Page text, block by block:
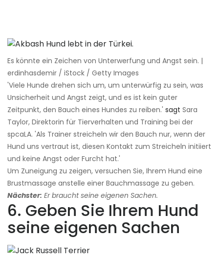
Es könnte ein Zeichen von Unterwerfung und Angst sein. |
erdinhasdemir / iStock / Getty Images
'Viele Hunde drehen sich um, um unterwürfig zu sein, was
Unsicherheit und Angst zeigt, und es ist kein guter
Zeitpunkt, den Bauch eines Hundes zu reiben.' sagt Sara
Taylor, Direktorin für Tierverhalten und Training bei der
spcaLA. 'Als Trainer streicheln wir den Bauch nur, wenn der
Hund uns vertraut ist, diesen Kontakt zum Streicheln initiiert
und keine Angst oder Furcht hat.'
Um Zuneigung zu zeigen, versuchen Sie, Ihrem Hund eine
Brustmassage anstelle einer Bauchmassage zu geben.
Nächster: Er braucht seine eigenen Sachen.
6. Geben Sie Ihrem Hund
seine eigenen Sachen